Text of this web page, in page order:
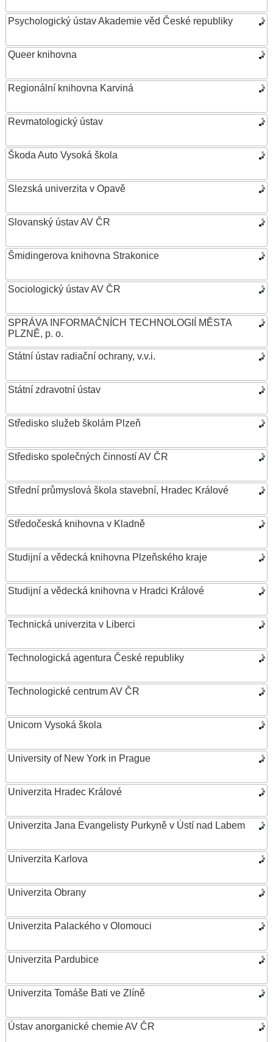
Psychologický ústav Akademie věd České republiky
Queer knihovna
Regionální knihovna Karviná
Revmatologický ústav
Škoda Auto Vysoká škola
Slezská univerzita v Opavě
Slovanský ústav AV ČR
Šmidingerova knihovna Strakonice
Sociologický ústav AV ČR
SPRÁVA INFORMAČNÍCH TECHNOLOGIÍ MĚSTA
PLZNĚ, p. o.
Státní ústav radiační ochrany, v.v.i.
Státní zdravotní ústav
Středisko služeb školám Plzeň
Středisko společných činností AV ČR
Střední průmyslová škola stavební, Hradec Králové
Středočeská knihovna v Kladně
Studijní a vědecká knihovna Plzeňského kraje
Studijní a vědecká knihovna v Hradci Králové
Technická univerzita v Liberci
Technologická agentura České republiky
Technologické centrum AV ČR
Unicorn Vysoká škola
University of New York in Prague
Univerzita Hradec Králové
Univerzita Jana Evangelisty Purkyně v Ústí nad Labem
Univerzita Karlova
Univerzita Obrany
Univerzita Palackého v Olomouci
Univerzita Pardubice
Univerzita Tomáše Bati ve Zlíně
Ústav anorganické chemie AV ČR